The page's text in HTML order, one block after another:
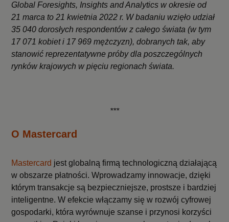
Global Foresights, Insights and Analytics w okresie od
21 marca to 21 kwietnia 2022 r. W badaniu wzięło udział
35 040 dorosłych respondentów z całego świata (w tym
17 071 kobiet i 17 969 mężczyzn), dobranych tak, aby
stanowić reprezentatywne próby dla poszczególnych
rynków krajowych w pięciu regionach świata.
***
O Mastercard
Mastercard jest globalną firmą technologiczną działającą
w obszarze płatności. Wprowadzamy innowacje, dzięki
którym transakcje są bezpieczniejsze, prostsze i bardziej
inteligentne. W efekcie włączamy się w rozwój cyfrowej
gospodarki, która wyrównuje szanse i przynosi korzyści